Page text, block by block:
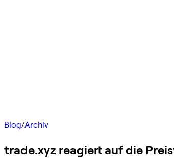
Blog/Archiv
trade.xyz reagiert auf die